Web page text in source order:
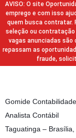
AVISO: O site
emprego e com isso
quem busca contratar.
seleção ou contratação
vagas anunciadas são
repassam as
fraude,
Gomide Contabilidade
Analista Contábil
Taguatinga –